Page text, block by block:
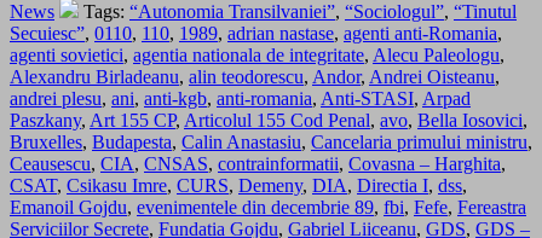
News
Tags: “Autonomia Transilvaniei”, “Sociologul”, “Tinutul
Secuiesc”, 0110, 110, 1989, adrian nastase, agenti anti-Romania,
agenti sovietici, agentia nationala de integritate, Alecu Paleologu,
Alexandru Birladeanu, alin teodorescu, Andor, Andrei Oisteanu,
andrei plesu, ani, anti-kgb, anti-romania, Anti-STASI, Arpad
Paszkany, Art 155 CP, Articolul 155 Cod Penal, avo, Bella Iosovici,
Bruxelles, Budapesta, Calin Anastasiu, Cancelaria primului ministru,
Ceausescu, CIA, CNSAS, contrainformatii, Covasna – Harghita,
CSAT, Csikasu Imre, CURS, Demeny, DIA, Directia I, dss,
Emanoil Gojdu, evenimentele din decembrie 89, fbi, Fefe, Fereastra
Serviciilor Secrete, Fundatia Gojdu, Gabriel Liiceanu, GDS, GDS –